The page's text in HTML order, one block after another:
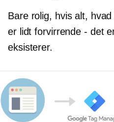
Bare rolig, hvis alt,
er lidt forvirrende - det
eksisterer.